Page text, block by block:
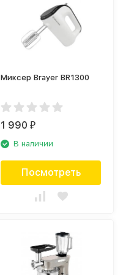
Миксер Brayer BR1300
1 990₽
В наличии
Посмотреть